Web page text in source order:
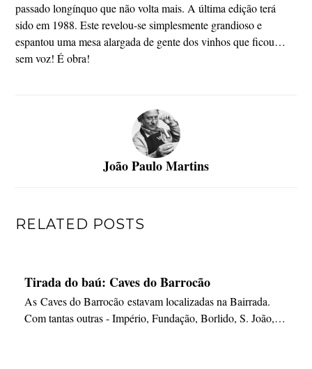
passado longínquo que não volta mais. A última edição terá
sido em 1988. Este revelou-se simplesmente grandioso e
espantou uma mesa alargada de gente dos vinhos que ficou…
sem voz! É obra!
João Paulo Martins
RELATED POSTS
Tirada do baú: Caves do Barrocão
As Caves do Barrocão estavam localizadas na Bairrada.
Com tantas outras - Império, Fundação, Borlido, S. João,…